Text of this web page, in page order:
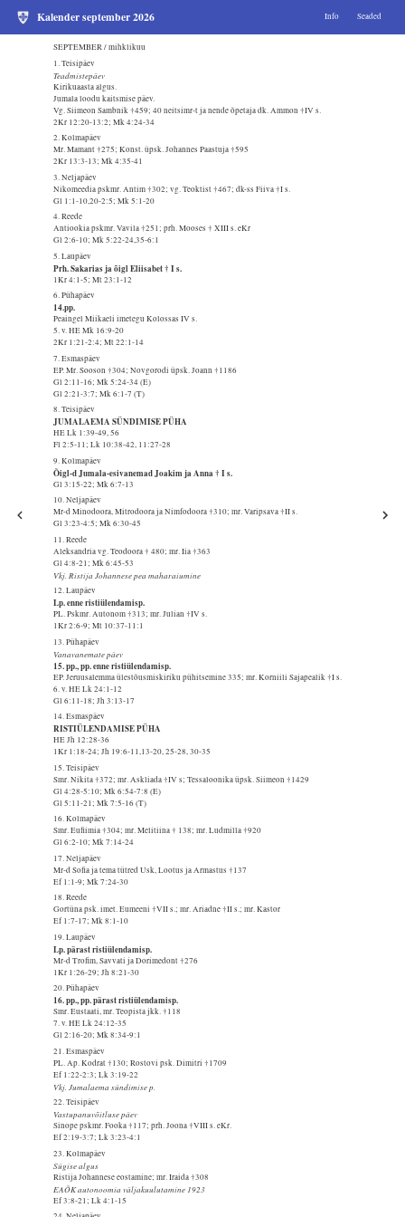
Kalender september 2026 Info Seaded
SEPTEMBER / mihklikuu
1. Teisipäev
Teadmistepäev
Kirikuaasta algus.
Jumala loodu kaitsmise päev.
Vg. Siimeon Sambnik †459; 40 neitsimr-t ja nende õpetaja dk. Ammon †IV s.
2Kr 12:20-13:2; Mk 4:24-34
2. Kolmapäev
Mr. Mamant †275; Konst. üpsk. Johannes Paastuja †595
2Kr 13:3-13; Mk 4:35-41
3. Neljapäev
Nikomeedia pskmr. Antim †302; vg. Teoktist †467; dk-ss Fiiva †I s.
Gl 1:1-10,20-2:5; Mk 5:1-20
4. Reede
Antiookia pskmr. Vavila †251; prh. Mooses † XIII s. eKr
Gl 2:6-10; Mk 5:22-24,35-6:1
5. Laupäev
Prh. Sakarias ja õigl Eliisabet † I s.
1Kr 4:1-5; Mt 23:1-12
6. Pühapäev
14.pp.
Peaingel Miikaeli imetegu Kolossas IV s.
5. v. HE Mk 16:9-20
2Kr 1:21-2:4; Mt 22:1-14
7. Esmaspäev
EP. Mr. Sooson †304; Novgorodi üpsk. Joann †1186
Gl 2:11-16; Mk 5:24-34 (E)
Gl 2:21-3:7; Mk 6:1-7 (T)
8. Teisipäev
JUMALAEMA SÜNDIMISE PÜHA
HE Lk 1:39-49, 56
Fl 2:5-11; Lk 10:38-42, 11:27-28
9. Kolmapäev
Õigl-d Jumala-esivanemad Joakim ja Anna † I s.
Gl 3:15-22; Mk 6:7-13
10. Neljapäev
Mr-d Minodoora, Mitrodoora ja Nimfodoora †310; mr. Varipsava †II s.
Gl 3:23-4:5; Mk 6:30-45
11. Reede
Aleksandria vg. Teodoora † 480; mr. Iia †363
Gl 4:8-21; Mk 6:45-53
Vkj. Ristija Johannese pea maharaiumine
12. Laupäev
Lp. enne ristiülendamisp.
PL. Pskmr. Autonom †313; mr. Julian †IV s.
1Kr 2:6-9; Mt 10:37-11:1
13. Pühapäev
Vanavanemate päev
15. pp., pp. enne ristiülendamisp.
EP. Jeruusalemma ülestõusmiskiriku pühitsemine 335; mr. Korniili Sajapealik †I s.
6. v. HE Lk 24:1-12
Gl 6:11-18; Jh 3:13-17
14. Esmaspäev
RISTIÜLENDAMISE PÜHA
HE Jh 12:28-36
1Kr 1:18-24; Jh 19:6-11,13-20, 25-28, 30-35
15. Teisipäev
Smr. Nikita †372; mr. Askliada †IV s; Tessaloonika üpsk. Siimeon †1429
Gl 4:28-5:10; Mk 6:54-7:8 (E)
Gl 5:11-21; Mk 7:5-16 (T)
16. Kolmapäev
Smr. Eufiimia †304; mr. Melitiina † 138; mr. Ludmilla †920
Gl 6:2-10; Mk 7:14-24
17. Neljapäev
Mr-d Sofia ja tema tütred Usk, Lootus ja Armastus †137
Ef 1:1-9; Mk 7:24-30
18. Reede
Gortüna psk. imet. Eumeeni †VII s.; mr. Ariadne †II s.; mr. Kastor
Ef 1:7-17; Mk 8:1-10
19. Laupäev
Lp. pärast ristiülendamisp.
Mr-d Trofim, Savvati ja Dorimedont †276
1Kr 1:26-29; Jh 8:21-30
20. Pühapäev
16. pp., pp. pärast ristiülendamisp.
Smr. Eustaati, mr. Teopista jkk. †118
7. v. HE Lk 24:12-35
Gl 2:16-20; Mk 8:34-9:1
21. Esmaspäev
PL. Ap. Kodrat †130; Rostovi psk. Dimitri †1709
Ef 1:22-2:3; Lk 3:19-22
Vkj. Jumalaema sündimise p.
22. Teisipäev
Vastupanuvõitluse päev
Sinope pskmr. Fooka †117; prh. Joona †VIII s. eKr.
Ef 2:19-3:7; Lk 3:23-4:1
23. Kolmapäev
Sügise algus
Ristija Johannese eostamine; mr. Iraida †308
EAÕK autonoomia väljakuulutamine 1923
Ef 3:8-21; Lk 4:1-15